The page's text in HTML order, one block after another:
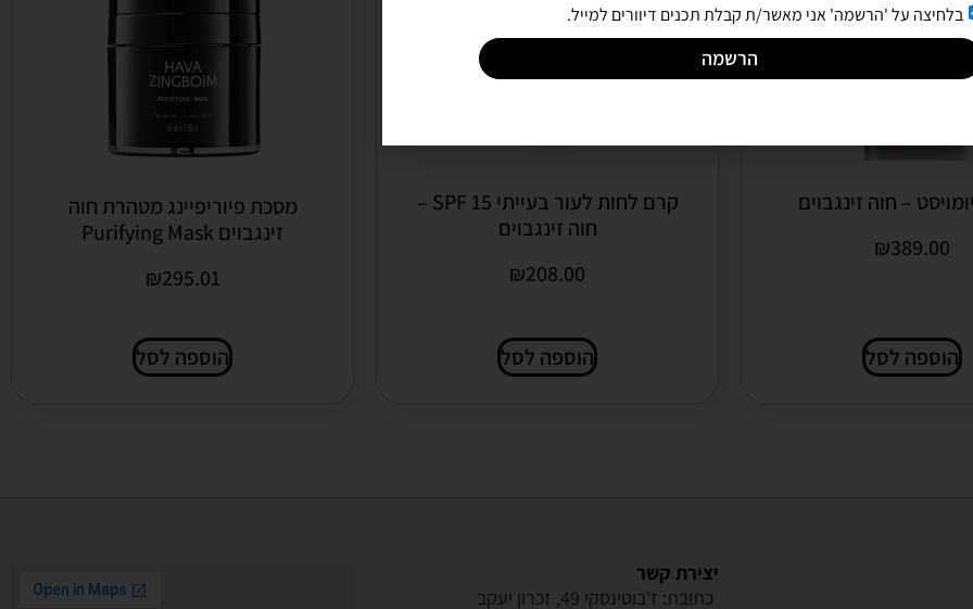
– חוה זינגבוים
₪389.00
הוספה לסל
קרם לחות לעור בעייתי SPF 15 –
חוה זינגבוים
₪208.00
הוספה לסל
מסכת פיוריפיינג מטהרת חוה
זינגבוים Purifying Mask
₪295.01
הוספה לסל
יצירת קשר
כתובת: ז'בוטינסקי 49, זכרון יעקב
בלחיצה על 'הרשמה' אני מאשר/ת קבלת תכנים דיוורים למייל.
הרשמה